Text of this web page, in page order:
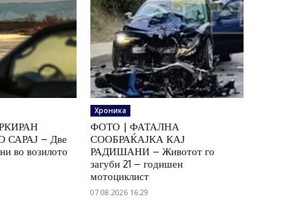
– Две
во возилото
Хроника
ФОТО | ФАТАЛНА
СООБРАЌАЈКА КАЈ
РАДИШАНИ – Животот го
загуби 21 – годишен
мотоциклист
07.08.2026 16:29